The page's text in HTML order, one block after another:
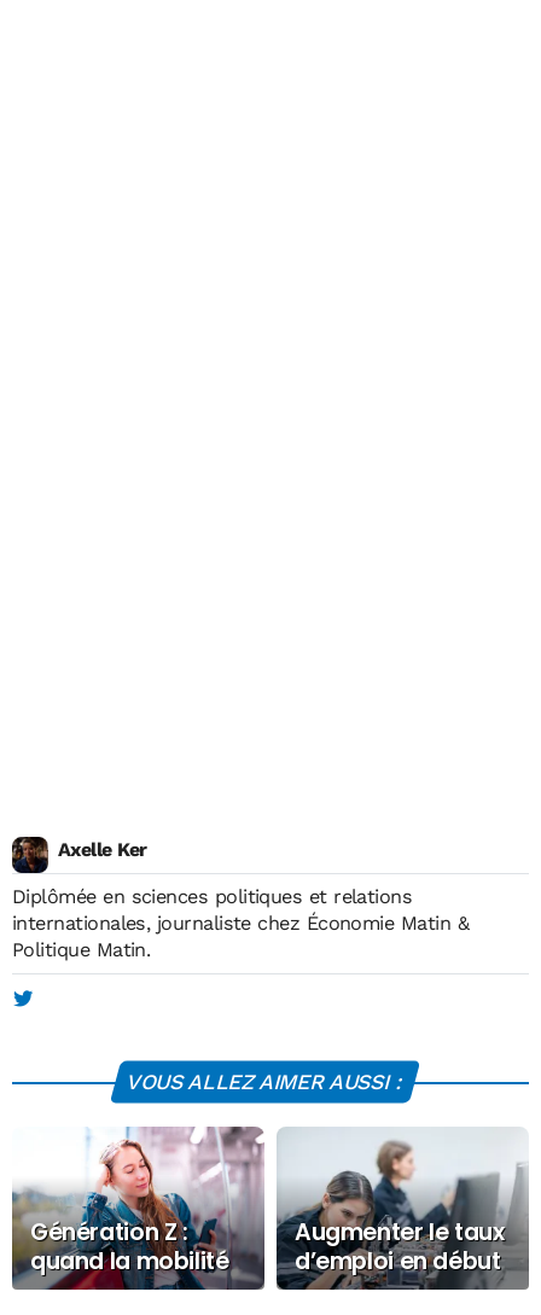
Axelle Ker
Diplômée en sciences politiques et relations
internationales, journaliste chez Économie Matin &
Politique Matin.
VOUS ALLEZ AIMER AUSSI :
Génération Z :
quand la mobilité
devient un critère
Augmenter le taux
d’emploi en début
et en fin d’activité,